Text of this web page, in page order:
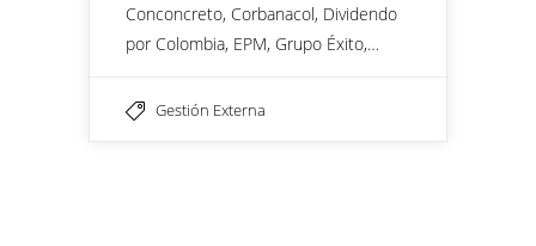
Conconcreto, Corbanacol, Dividendo
por Colombia, EPM, Grupo Éxito,…
Gestión Externa